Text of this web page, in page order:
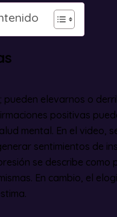
elevarnos o
positivas
mental. En el video,
sentimientos de
se describe como
En cambio, el